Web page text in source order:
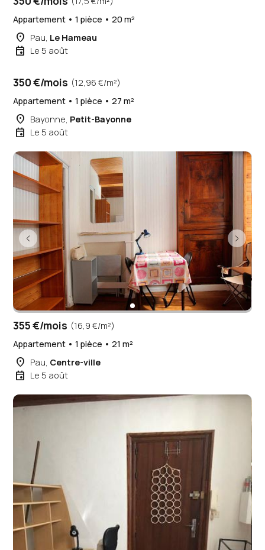
Appartement • 1 pièce • 20 m²
place Pau, Le Hameau
event Le 5 août
350 €/mois (12,96 €/m²)
Appartement • 1 pièce • 27 m²
place Bayonne, Petit-Bayonne
event Le 5 août
355 €/mois (16,9 €/m²)
Appartement • 1 pièce • 21 m²
place Pau, Centre-ville
event Le 5 août